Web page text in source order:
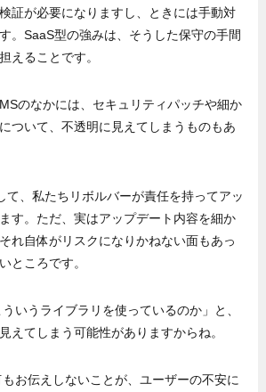
証が必要になりますし、ときには手動対
。SaaS型の強みは、そうした保守の手間
えることです。
のなかには、セキュリティパッチや細か
ついて、不透明に見えてしまうものもあ
、私たちリボルバーが責任を持ってアッ
す。ただ、実はアップデート内容を細か
れ自体がリスクになりかねない面もあっ
ころです。
いうライブラリを使っているのか」と、
えてしまう可能性がありますからね。
お伝えしないことが、ユーザーの不安に